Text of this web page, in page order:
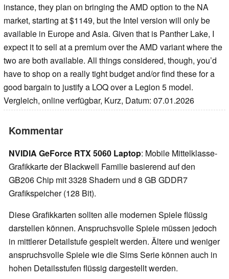
instance, they plan on bringing the AMD option to the NA
market, starting at $1149, but the Intel version will only be
available in Europe and Asia. Given that is Panther Lake, I
expect it to sell at a premium over the AMD variant where the
two are both available. All things considered, though, you’d
have to shop on a really tight budget and/or find these for a
good bargain to justify a LOQ over a Legion 5 model.
Vergleich, online verfügbar, Kurz, Datum: 07.01.2026
Kommentar
NVIDIA GeForce RTX 5060 Laptop: Mobile Mittelklasse-
Grafikkarte der Blackwell Familie basierend auf den
GB206 Chip mit 3328 Shadern und 8 GB GDDR7
Grafikspeicher (128 Bit).
Diese Grafikkarten sollten alle modernen Spiele flüssig
darstellen können. Anspruchsvolle Spiele müssen jedoch
in mittlerer Detailstufe gespielt werden. Ältere und weniger
anspruchsvolle Spiele wie die Sims Serie können auch in
hohen Detailsstufen flüssig dargestellt werden.